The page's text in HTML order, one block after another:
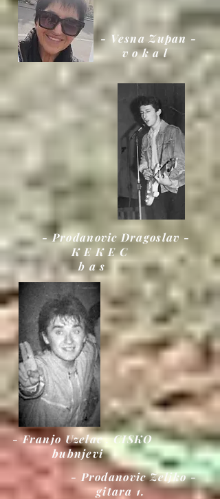
- Vesna Zupan -
v o k a l
- Prodanovic Dragoslav -
K E K E C
b a s
- Franjo Uzelac . CISKO
bubnjevi
- Prodanovic Zeljko -
gitara 1.